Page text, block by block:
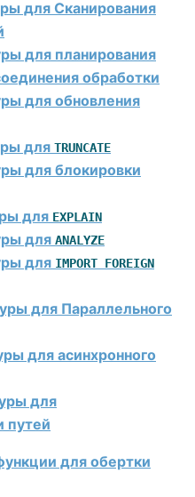
для Сканирования
для планирования
обработки
для обновления
для TRUNCATE
для блокировки
для EXPLAIN
для ANALYZE
для IMPORT FOREIGN
для Параллельного
для асинхронного
для
путей
для обертки